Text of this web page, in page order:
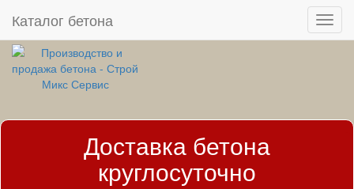
Доставка бетона
круглосуточно
Каталог бетона